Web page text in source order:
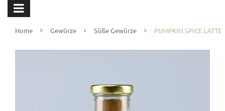
Home Gewürze Süße Gewürze PUMPKIN SPICE LATTE